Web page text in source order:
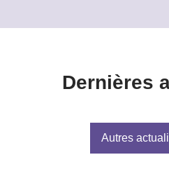
Dernières
Autres